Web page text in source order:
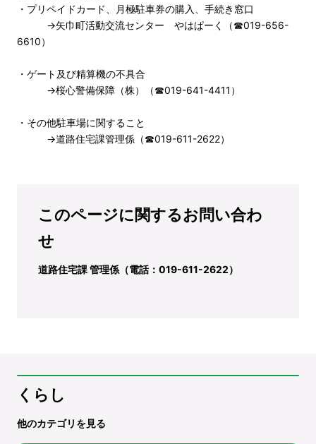
・プリペイドカード、月極駐車券の購入、手続き窓口
→矢巾町活動交流センター やはぱーく（☎019-656-
6610）
・ゲート及び精算機の不具合
→桜心警備保障（株）（☎019-641-4411）
・その他駐車場に関すること
→道路住宅課管理係（☎019-611-2622）
このページに関するお問い合わ
せ
道路住宅課 管理係（電話：019-611-2622）
くらし
他のカテゴリを見る